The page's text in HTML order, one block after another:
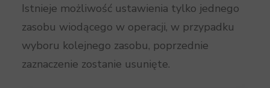
Istnieje możliwość ustawienia tylko jednego
zasobu wiodącego w operacji, w przypadku
wyboru kolejnego zasobu, poprzednie
zaznaczenie zostanie usunięte.